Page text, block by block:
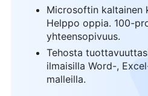
Microsoftin kaltainen
Helppo oppia. 100-
yhteensopivuus.
Tehosta
ilmaisilla Word-,
malleilla.